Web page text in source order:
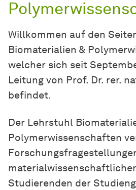
Willkommen auf den
Biomaterialien &
welcher sich seit
Leitung von Prof. Dr. rer.
befindet.
Der Lehrstuhl
Polymerwissenschaften
Studierenden der